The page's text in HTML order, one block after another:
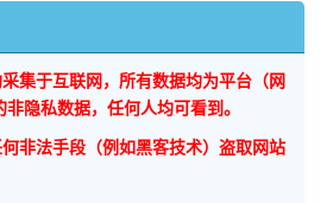
集于互联网，所有数据均为平台（网
隐私数据，任何人均可看到。
非法手段（例如黑客技术）盗取网站